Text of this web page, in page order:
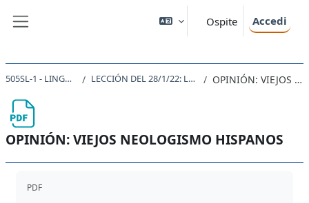
Ospite Accedi
505SL-1 - LINGUA SPAGNOLA 1 2021 LECCIÓN DEL 28/1/22: LA FORMACIÓN DE LAS PALABRAS OPINIÓN: VIEJOS NEOLOGISMO HISPANOS
OPINIÓN: VIEJOS NEOLOGISMO HISPANOS
PDF